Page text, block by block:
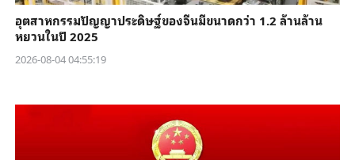
อุตสาหกรรมปัญญาประดิษฐ์ของจีนมีขนาดกว่า 1.2 ล้านล้าน
หยวนในปี 2025
2026-08-04 04:55:19